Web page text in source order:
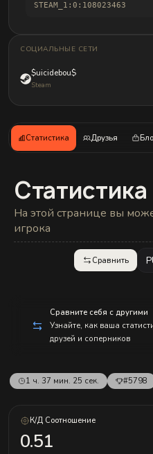
STEAM_1:0:108023463
СОЦИАЛЬНЫЕ СЕТИ
$uicidebou$
Steam
Статистика Друзья
Статистика
На этой странице вы
игрока
Сравнить
Сравните себя с другими
Узнайте, как ваша
друзей и соперников
1 ч. 37 мин. 25 сек. #5798
К/Д Соотношение
0.51
д
л
в